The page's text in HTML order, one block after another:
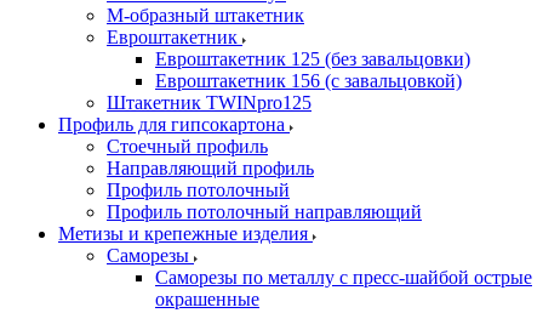
М-образный штакетник
Евроштакетник
Евроштакетник 125 (без завальцовки)
Евроштакетник 156 (с завальцовкой)
Штакетник TWINpro125
Профиль для гипсокартона
Стоечный профиль
Направляющий профиль
Профиль потолочный
Профиль потолочный направляющий
Метизы и крепежные изделия
Саморезы
Саморезы по металлу с пресс-шайбой острые
окрашенные